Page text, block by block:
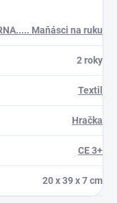
Maňásci na ruku
2 roky
Textil
Hračka
CE 3+
20 x 39 x 7 cm